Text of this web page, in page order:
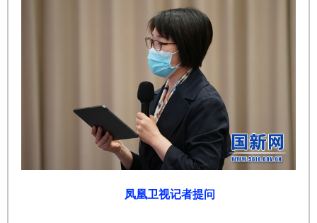
凤凰卫视记者提问